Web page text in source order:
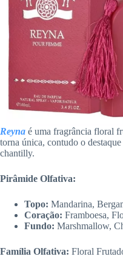
Reyna é uma fragrância floral
torna única, contudo o
chantilly.
Pirâmide Olfativa:
Topo: Mandarina,
Coração: Framboesa,
Fundo: Marshmallow,
Família Olfativa: Floral